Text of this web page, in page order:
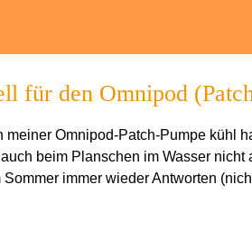
für den Omnipod
meiner Omnipod-Patch-Pumpe kühl
beim Planschen im Wasser nicht
immer wieder Antworten